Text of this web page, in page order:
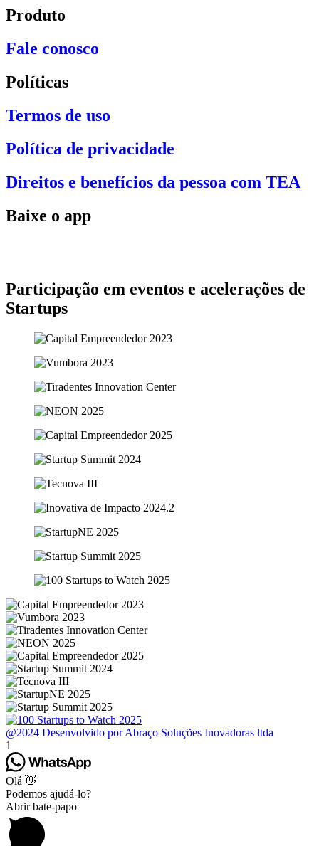
Produto
Fale conosco
Políticas
Termos de uso
Política de privacidade
Direitos e benefícios da pessoa com TEA
Baixe o app
Participação em eventos e acelerações de
Startups
@2024 Desenvolvido por Abraço Soluções Inovadoras ltda
1
Olá 👋
Podemos ajudá-lo?
Abrir bate-papo